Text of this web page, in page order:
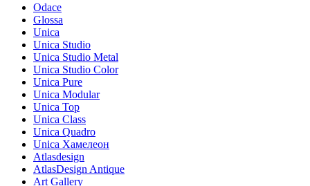
Odace
Glossa
Unica
Unica Studio
Unica Studio Metal
Unica Studio Color
Unica Pure
Unica Modular
Unica Top
Unica Class
Unica Quadro
Unica Хамелеон
Atlasdesign
AtlasDesign Antique
Art Gallery